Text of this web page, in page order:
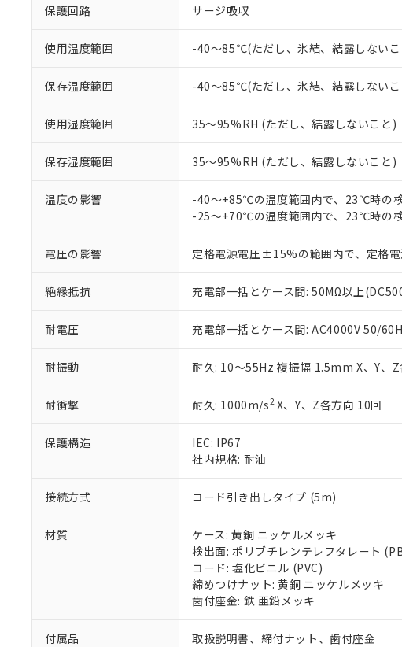
保護回路 サージ吸収
使用温度範囲 -40～85℃(ただし、氷結、結露しない
保存温度範囲 -40～85℃(ただし、氷結、結露しない
使用湿度範囲 35～95%RH (ただし、結露しないこと)
保存湿度範囲 35～95%RH (ただし、結露しないこと)
温度の影響
-40～+85℃の温度範囲内で、23℃時の
-25～+70℃の温度範囲内で、23℃時の
電圧の影響 定格電源電圧±15%の範囲内で、定格
絶縁抵抗 充電部一括とケース間: 50MΩ以上
耐電圧 充電部一括とケース間: AC4000V 50/
耐振動 耐久: 10～55Hz 複振幅 1.5mm X、Y、
耐衝撃 耐久: 1000m/s2X、Y、Z各方向 10回
保護構造
IEC: IP67
社内規格: 耐油
接続方式 コード引き出しタイプ (5m)
材質
ケース: 黄銅 ニッケルメッキ
検出面: ポリブチレンテレフタレート
コード: 塩化ビニル (PVC)
締めつけナット: 黄銅 ニッケルメッキ
歯付座金: 鉄 亜鉛メッキ
付属品 取扱説明書、締付ナット、歯付座金
本サービスは、当社制
くものです。
在庫状況および標準
のであり、閲覧された
正式な納期状況および
当社販売員にご相談く
オムロン制御機器販売
在庫状況および標準価
す。
マイパーツ機能（部品
が、当社の製品・サー
さい。
※当社の共同利用者と
いる法人を指します。
*EU RoHS指令（10物質）：
鉛(Pb) 1000ppm以下、 水銀(Hg)
六価クロム(Cr(Ⅵ)) 1000ppm以下、
フタル酸ビス(2-エチルヘキシル)
但し、RoHS指令で産業用監視およ
※2 対応予定月
部品在庫の切り替え状況な
※3 非含有証明書ダウン
EU RoHS指令（10物質）の
51物質の非含有証明書（当
※本証明書は発行日時点で
また、RoHS指令のフタル
混在することから備考欄に
既に当社にて対応品への
り割愛しております。
「－」：未確認です。当社
Pb(鉛) :1000ppm、 Hg(水銀) :
Cr(Ⅵ)(六価クロム) : 1000ppm、
DBP(フタル酸ジブチル) : 1000ppm
DEHP(フタル酸ビス(2-エチルヘキシ
※2 環境保護使用期限
「ｅ」：有害物質（10物質
「10」：通常の使用状況下
味します。
「－」：未確認です。当社
当社は、これら貴社製
う）を輸出または国外
などの必要な手続きを
当社は規制貨物を破
置等に一切使用いたし
当社は、貴社製品を第
また当社は、販売先お
たしません。
記
号
説明
○ 一定数以上の在庫
△ 一定数には満たな
－
在庫なし(最新の
機器販売店・当社
空
白
受注生産機種、ま